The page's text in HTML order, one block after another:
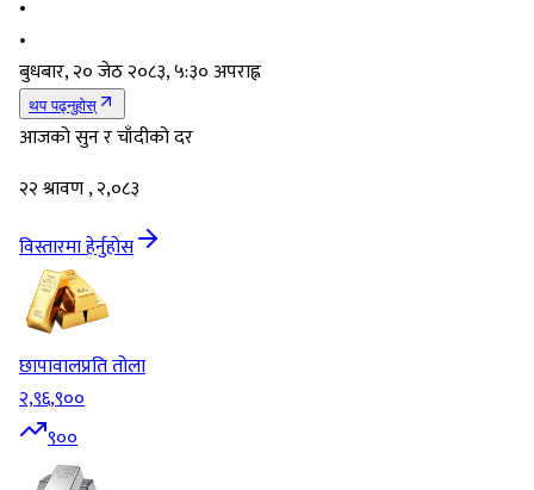
•
•
बुधबार, २० जेठ २०८३, ५:३० अपराह्न
थप पढ्नुहोस्
आजको सुन र चाँदीको दर
२२ श्रावण , २,०८३
विस्तारमा हेर्नुहोस
छापावालप्रति तोला
२,९६,९००
९००